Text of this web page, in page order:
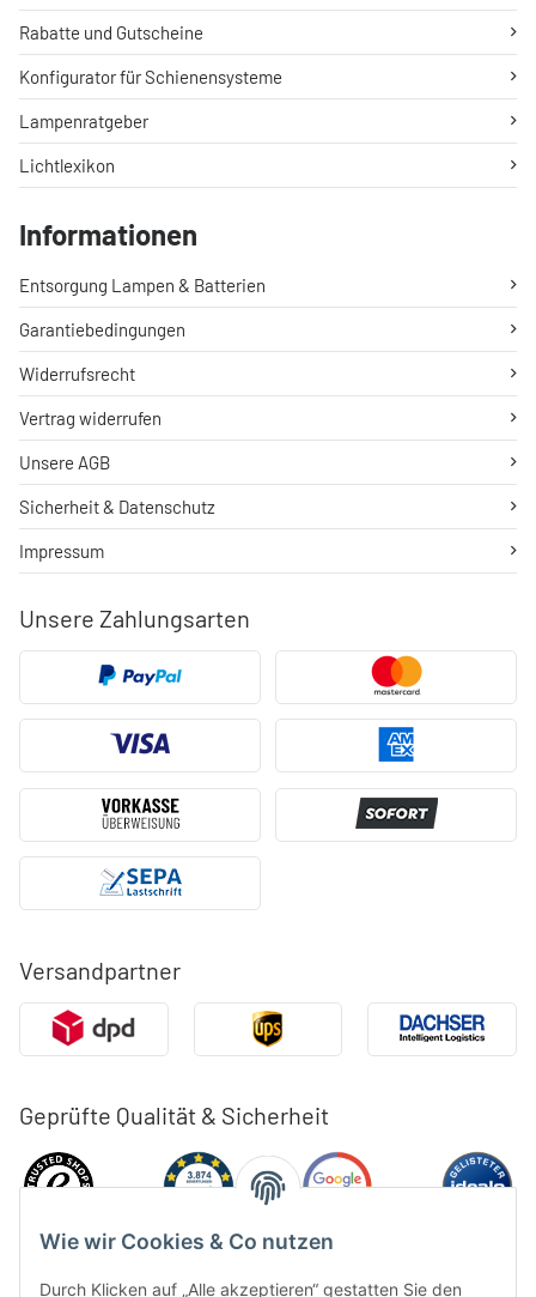
Wie wir Cookies & Co nutzen
Durch Klicken auf „Alle akzeptieren“ gestatten Sie den
Unsere Zahlungsarten
Versandpartner
Geprüfte Qualität & Sicherheit
Rabatte und Gutscheine
Konfigurator für Schienensysteme
Lampenratgeber
Lichtlexikon
Informationen
Entsorgung Lampen & Batterien
Garantiebedingungen
Widerrufsrecht
Vertrag widerrufen
Unsere AGB
Sicherheit & Datenschutz
Impressum